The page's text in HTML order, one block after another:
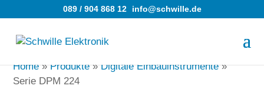
089 / 904 868 12 info@schwille.de
Home»Produkte»Digitale Einbauinstrumente»
Serie DPM 224